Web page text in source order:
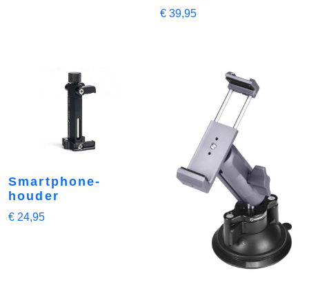
€ 39,95
Smartphone-
houder
€ 24,95